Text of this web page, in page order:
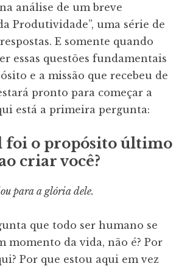
análise de um breve
Produtividade”, uma série de
E somente quando
essas questões fundamentais
e a missão que recebeu de
pronto para começar a
está a primeira pergunta:
foi o propósito último
criar você?
para a glória dele.
que todo ser humano se
momento da vida, não é? Por
Por que estou aqui em vez